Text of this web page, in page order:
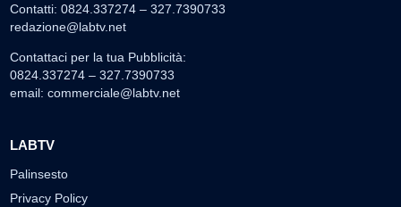
Contatti: 0824.337274 – 327.7390733
redazione@labtv.net
Contattaci per la tua Pubblicità:
0824.337274 – 327.7390733
email: commerciale@labtv.net
LABTV
Palinsesto
Privacy Policy